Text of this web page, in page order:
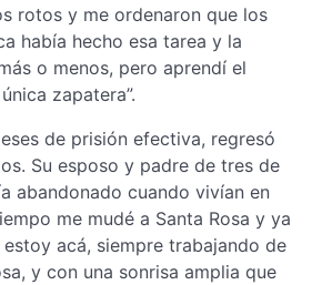
rotos y me ordenaron que los
había hecho esa tarea y la
o menos, pero aprendí el
zapatera”.
de prisión efectiva, regresó
Su esposo y padre de tres de
abandonado cuando vivían en
me mudé a Santa Rosa y ya
estoy acá, siempre trabajando de
y con una sonrisa amplia que